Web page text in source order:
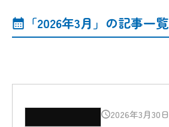
「2026年3月」の記事一覧
2026年3月30日